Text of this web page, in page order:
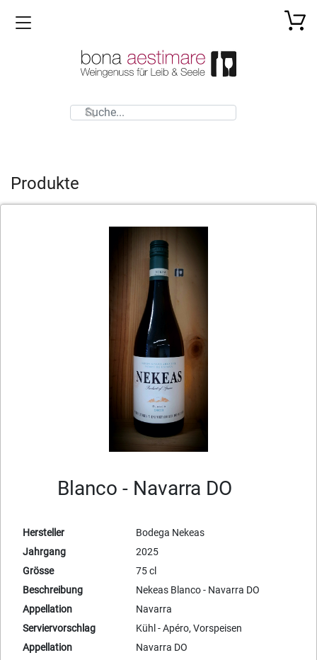
Toggle navigation
Produkte
Blanco - Navarra DO
Hersteller
Bodega Nekeas
Jahrgang
2025
Grösse
75 cl
Beschreibung
Nekeas Blanco - Navarra DO
Appellation
Navarra
Serviervorschlag
Kühl - Apéro, Vorspeisen
Appellation
Navarra DO